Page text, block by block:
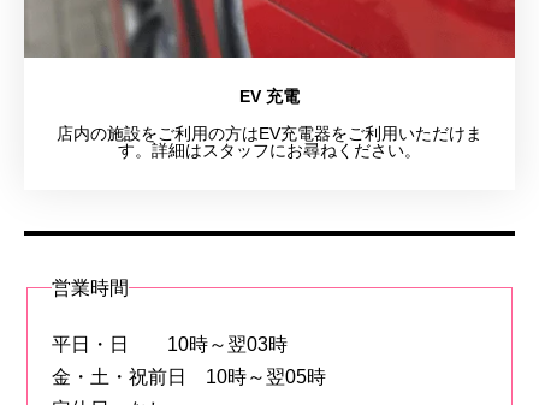
EV 充電
店内の施設をご利用の方はEV充電器をご利用いただけま
す。詳細はスタッフにお尋ねください。
営業時間
平日・日 10時～翌03時
金・土・祝前日 10時～翌05時